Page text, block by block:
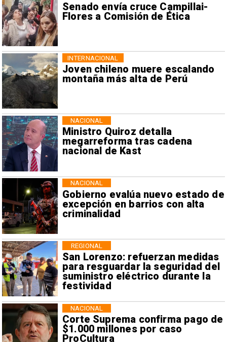
Senado envía cruce Campillai-
Flores a Comisión de Ética
Joven chileno muere escalando
montaña más alta de Perú
INTERNACIONAL
Ministro Quiroz detalla
megarreforma tras cadena
nacional de Kast
NACIONAL
Gobierno evalúa nuevo estado de
excepción en barrios con alta
criminalidad
NACIONAL
San Lorenzo: refuerzan medidas
para resguardar la seguridad del
suministro eléctrico durante la
festividad
REGIONAL
Corte Suprema confirma pago de
$1.000 millones por caso
ProCultura
NACIONAL